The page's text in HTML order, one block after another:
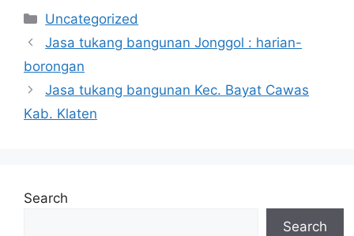
Categories
Uncategorized
Jasa tukang bangunan Jonggol : harian-
borongan
Jasa tukang bangunan Kec. Bayat Cawas
Kab. Klaten
Search
Search